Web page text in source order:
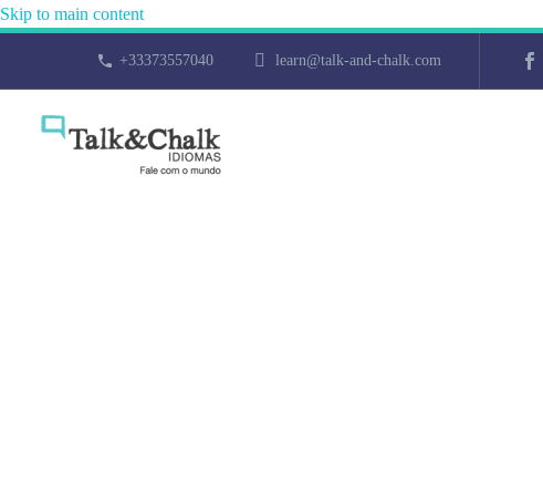
Skip to main content
+33373557040 learn@talk-and-chalk.com